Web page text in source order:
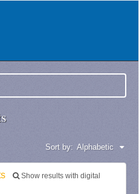
Sort by: Alphabetic
Show results with digital